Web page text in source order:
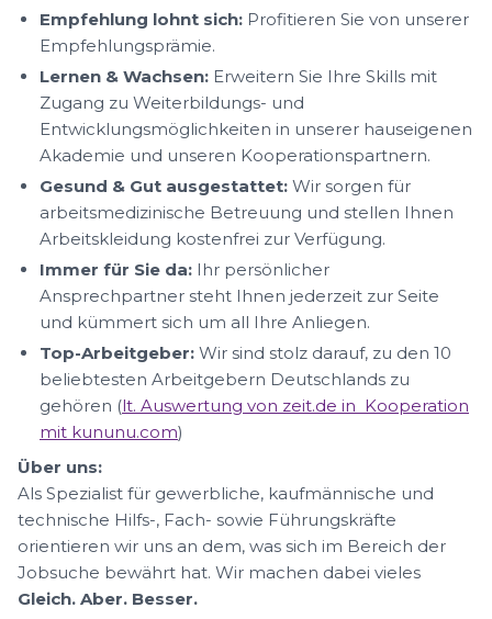
Empfehlung lohnt sich: Profitieren Sie von unserer
Empfehlungsprämie.
Lernen & Wachsen: Erweitern Sie Ihre Skills mit
Zugang zu Weiterbildungs- und
Entwicklungsmöglichkeiten in unserer hauseigenen
Akademie und unseren Kooperationspartnern.
Gesund & Gut ausgestattet: Wir sorgen für
arbeitsmedizinische Betreuung und stellen Ihnen
Arbeitskleidung kostenfrei zur Verfügung.
Immer für Sie da: Ihr persönlicher
Ansprechpartner steht Ihnen jederzeit zur Seite
und kümmert sich um all Ihre Anliegen.
Top-Arbeitgeber: Wir sind stolz darauf, zu den 10
beliebtesten Arbeitgebern Deutschlands zu
gehören (lt. Auswertung von zeit.de in Kooperation
mit kununu.com)
Über uns:
Als Spezialist für gewerbliche, kaufmännische und
technische Hilfs-, Fach- sowie Führungskräfte
orientieren wir uns an dem, was sich im Bereich der
Jobsuche bewährt hat. Wir machen dabei vieles
Gleich. Aber. Besser.